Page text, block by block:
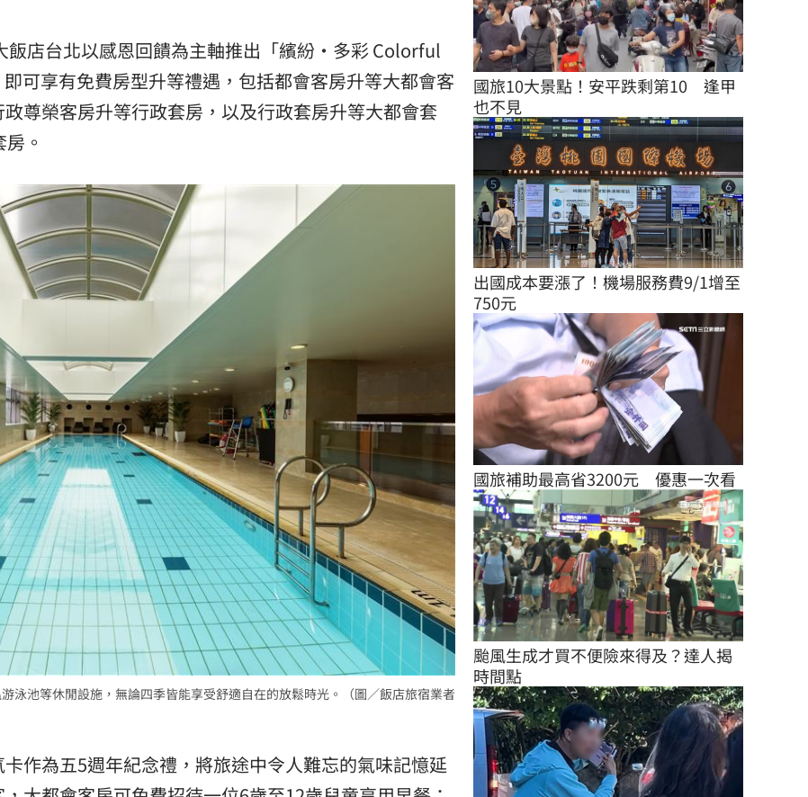
店台北以感恩回饋為主軸推出「繽紛・多彩 Colorful
可享有免費房型升等禮遇，包括都會客房升等大都會客
尊榮客房升等行政套房，以及行政套房升等大都會套
。
泳池等休閒設施，無論四季皆能享受舒適自在的放鬆時光。（圖／飯店旅宿業者
作為五5週年紀念禮，將旅途中令人難忘的氣味記憶延
國旅10大景點！安平跌剩第10　逢甲
也不見
出國成本要漲了！機場服務費9/1增至
750元
國旅補助最高省3200元　優惠一次看
颱風生成才買不便險來得及？達人揭
時間點